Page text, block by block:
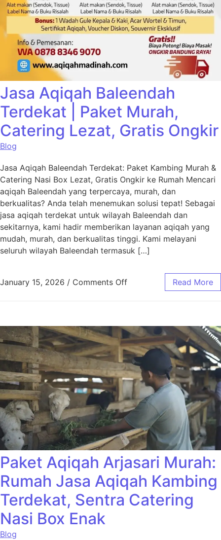
Jasa Aqiqah Baleendah
Terdekat | Paket Murah,
Catering Lezat, Gratis Ongkir
Blog
Jasa Aqiqah Baleendah Terdekat: Paket Kambing Murah &
Catering Nasi Box Lezat, Gratis Ongkir ke Rumah Mencari
aqiqah Baleendah yang terpercaya, murah, dan
berkualitas? Anda telah menemukan solusi tepat! Sebagai
jasa aqiqah terdekat untuk wilayah Baleendah dan
sekitarnya, kami hadir memberikan layanan aqiqah yang
mudah, murah, dan berkualitas tinggi. Kami melayani
seluruh wilayah Baleendah termasuk […]
January 15, 2026 / Comments Off Read More
Paket Aqiqah Arjasari Murah:
Rumah Jasa Aqiqah Kambing
Terdekat, Sentra Catering
Nasi Box Enak
Blog